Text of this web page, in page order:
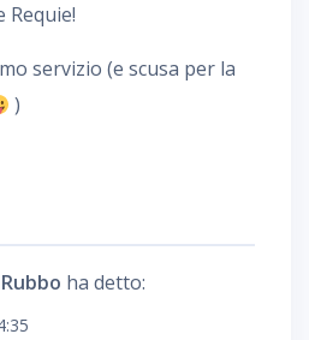
Requie!
servizio (e scusa per la
)
ha detto: